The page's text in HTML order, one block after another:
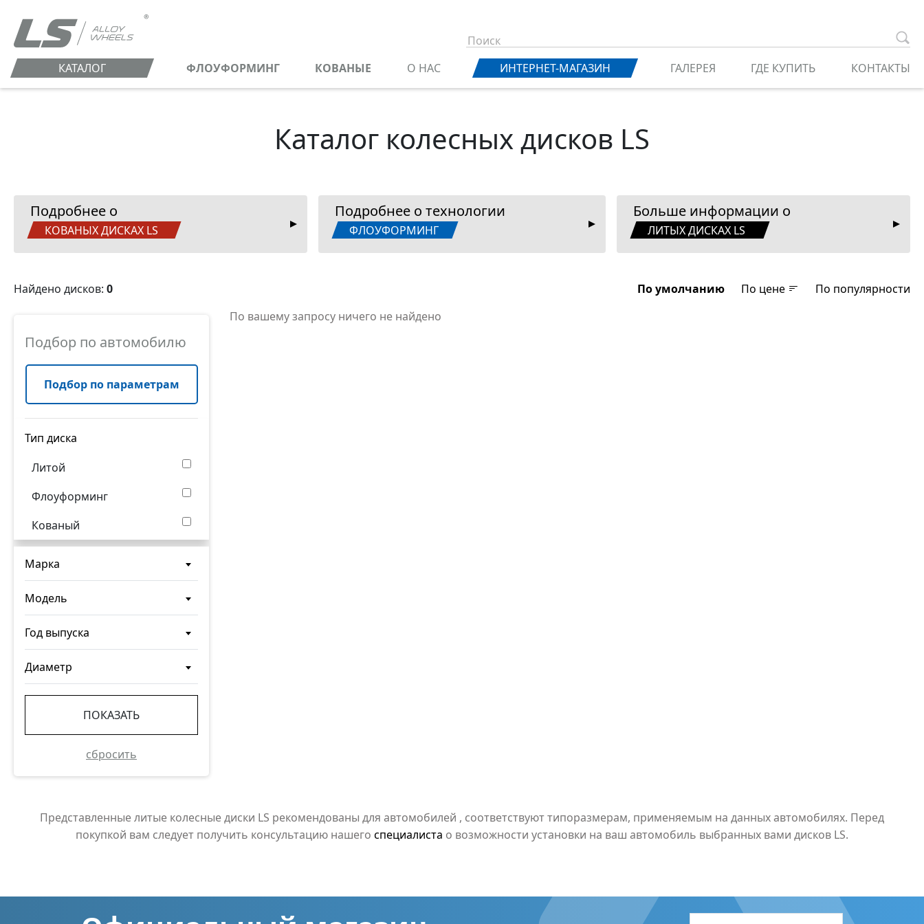
КАТАЛОГ ФЛОУФОРМИНГ КОВАНЫЕ О НАС ИНТЕРНЕТ-МАГАЗИН ГАЛЕРЕЯ ГДЕ КУПИТЬ КОНТАКТЫ
Каталог колесных дисков LS
Подробнее о
КОВАНЫХ ДИСКАХ LS
Подробнее о технологии
ФЛОУФОРМИНГ
Больше информации о
ЛИТЫХ ДИСКАХ LS
Найдено дисков: 0 По умолчанию По цене По популярности
Подбор по автомобилю
Подбор по параметрам
Тип диска
Литой
Флоуформинг
Кованый
Марка
Модель
Год выпуска
Диаметр
ПОКАЗАТЬ
сбросить
По вашему запросу ничего не найдено
Представленные литые колесные диски LS рекомендованы для автомобилей , соответствуют типоразмерам, применяемым на данных автомобилях. Перед
покупкой вам следует получить консультацию нашего специалиста о возможности установки на ваш автомобиль выбранных вами дисков LS.